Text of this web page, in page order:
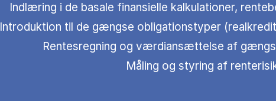
Indlæring i de basale finansielle kalkulationer,
Introduktion til de gængse obligationstyper
Rentesregning og værdiansættelse af
Måling og styring af